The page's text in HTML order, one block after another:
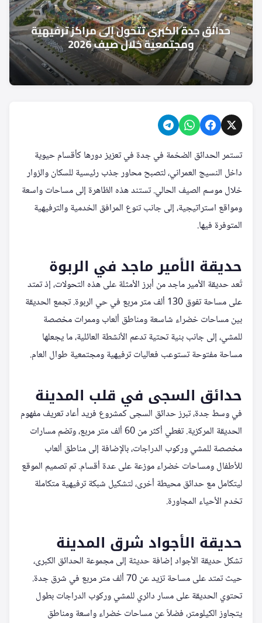
تستمر الحدائق الضخمة في جدة في تعزيز دورها كأقسام حيوية
داخل النسيج العمراني، لتصبح محاور جذب رئيسية للسكان والزوار
خلال موسم الصيف الحالي. تستند هذه الظاهرة إلى مساحات واسعة
ومواقع استراتيجية، إلى جانب تنوع المرافق الخدمية والترفيهية
المتوفرة فيها.
حديقة الأمير ماجد في الربوة
تُعد حديقة الأمير ماجد من أبرز الأمثلة على هذه التحولات، إذ تمتد
على مساحة تفوق 130 ألف متر مربع في حي الربوة. تجمع الحديقة
بين مساحات خضراء شاسعة ومناطق ألعاب وممرات مخصصة
للمشي، إلى جانب بنية تحتية تدعم الأنشطة العائلية، ما يجعلها
مساحة مفتوحة تستوعب فعاليات ترفيهية ومجتمعية طوال العام.
حدائق السجى في قلب المدينة
في وسط جدة، تبرز حدائق السجى كمشروع فريد أعاد تعريف مفهوم
الحديقة المركزية. تغطي أكثر من 60 ألف متر مربع، وتضم مسارات
مخصصة للمشي وركوب الدراجات، بالإضافة إلى مناطق ألعاب
للأطفال ومساحات خضراء موزعة على عدة أقسام. تم تصميم الموقع
ليتكامل مع حدائق محيطة أخرى، لتشكيل شبكة ترفيهية متكاملة
تخدم الأحياء المجاورة.
حديقة الأجواد شرق المدينة
تشكل حديقة الأجواد إضافة حديثة إلى مجموعة الحدائق الكبرى،
حيث تمتد على مساحة تزيد عن 70 ألف متر مربع في شرق جدة.
تحتوي الحديقة على مسار دائري للمشي وركوب الدراجات بطول
يتجاوز الكيلومتر، فضلاً عن مساحات خضراء واسعة ومناطق